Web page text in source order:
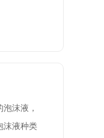
沫液，
沫液种类